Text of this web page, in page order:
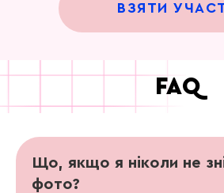
ВЗЯТИ
FAQ
Що, якщо я ніколи не
фото?